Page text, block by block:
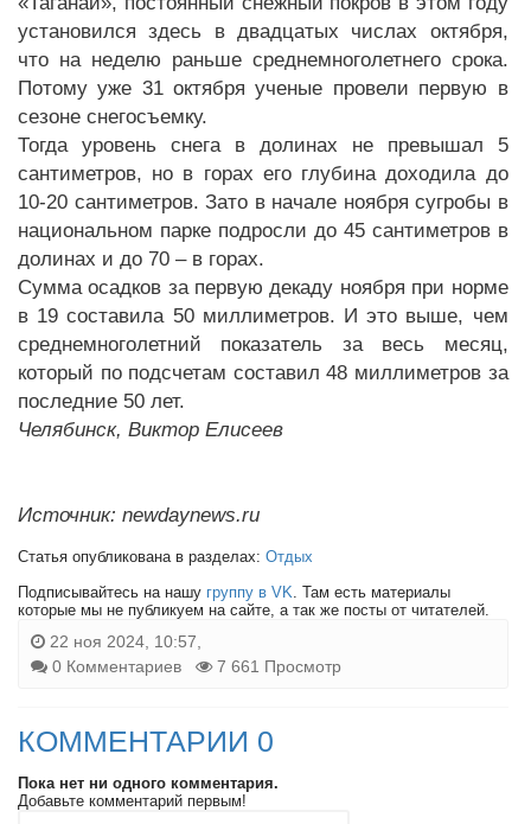
установился здесь в двадцатых числах октября,
что на неделю раньше среднемноголетнего срока.
Потому уже 31 октября ученые провели первую в
сезоне снегосъемку.
Тогда уровень снега в долинах не превышал 5
сантиметров, но в горах его глубина доходила до
10-20 сантиметров. Зато в начале ноября сугробы в
национальном парке подросли до 45 сантиметров в
долинах и до 70 – в горах.
Сумма осадков за первую декаду ноября при норме
в 19 составила 50 миллиметров. И это выше, чем
среднемноголетний показатель за весь месяц,
который по подсчетам составил 48 миллиметров за
последние 50 лет.
Челябинск, Виктор Елисеев
Источник: newdaynews.ru
Статья опубликована в разделах: Отдых
Подписывайтесь на нашу группу в VK . Там есть материалы
которые мы не публикуем на сайте, а так же посты от читателей.
22 ноя 2024, 10:57,
0 Комментариев
7 661 Просмотр
КОММЕНТАРИИ 0
Пока нет ни одного комментария.
Добавьте комментарий первым!